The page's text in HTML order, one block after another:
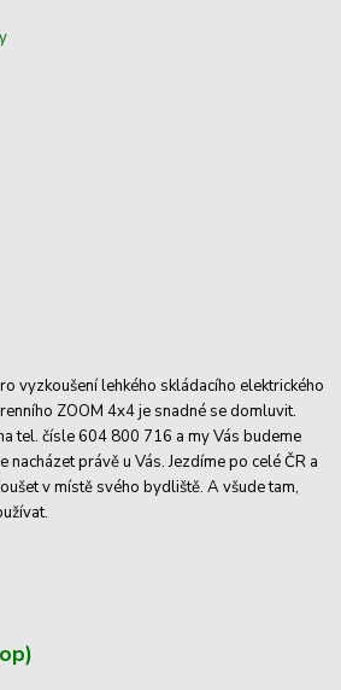
vyzkoušení lehkého skládacího elektrického
ZOOM 4x4 je snadné se domluvit.
tel. čísle 604 800 716 a my Vás budeme
právě u Vás. Jezdíme po celé ČR a
v místě svého bydliště. A všude tam,